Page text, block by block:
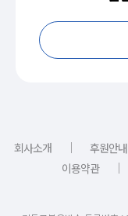
회사소개 ｜ 후원안내
이용약관
｜